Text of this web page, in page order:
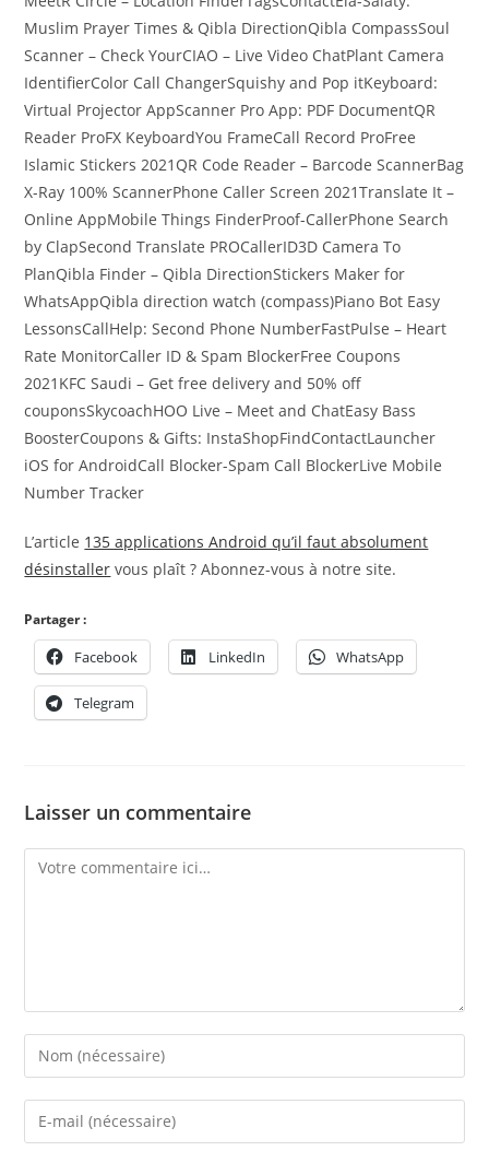
Muslim Prayer Times & Qibla DirectionQibla CompassSoul
Scanner – Check YourCIAO – Live Video ChatPlant Camera
IdentifierColor Call ChangerSquishy and Pop itKeyboard:
Virtual Projector AppScanner Pro App: PDF DocumentQR
Reader ProFX KeyboardYou FrameCall Record ProFree
Islamic Stickers 2021QR Code Reader – Barcode ScannerBag
X-Ray 100% ScannerPhone Caller Screen 2021Translate It –
Online AppMobile Things FinderProof-CallerPhone Search
by ClapSecond Translate PROCallerID3D Camera To
PlanQibla Finder – Qibla DirectionStickers Maker for
WhatsAppQibla direction watch (compass)Piano Bot Easy
LessonsCallHelp: Second Phone NumberFastPulse – Heart
Rate MonitorCaller ID & Spam BlockerFree Coupons
2021KFC Saudi – Get free delivery and 50% off
couponsSkycoachHOO Live – Meet and ChatEasy Bass
BoosterCoupons & Gifts: InstaShopFindContactLauncher
iOS for AndroidCall Blocker-Spam Call BlockerLive Mobile
Number Tracker
L’article 135 applications Android qu’il faut absolument
désinstaller vous plaît ? Abonnez-vous à notre site.
Partager :
Facebook LinkedIn WhatsApp
Telegram
Laisser un commentaire
Comment
Enter
your
name
Enter
your